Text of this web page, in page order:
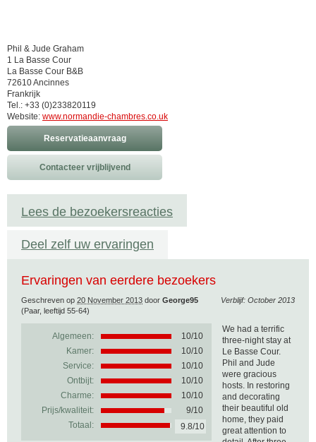
Phil & Jude Graham
1 La Basse Cour
La Basse Cour B&B
72610 Ancinnes
Frankrijk
Tel.: +33 (0)233820119
Website: www.normandie-chambres.co.uk
Reservatieaanvraag
Contacteer vrijblijvend
Lees de bezoekersreacties
Deel zelf uw ervaringen
Ervaringen van eerdere bezoekers
Verblijf: October 2013
Geschreven op 20 November 2013 door George95
(Paar, leeftijd 55-64)
Algemeen: 10/10
Kamer:
10/10
Service:
10/10
Ontbijt:
10/10
Charme:
10/10
Prijs/kwaliteit:
9/10
Totaal:
9.8/10
We had a terrific
three-night stay at
Le Basse Cour.
Phil and Jude
were gracious
hosts. In restoring
and decorating
their beautiful old
home, they paid
great attention to